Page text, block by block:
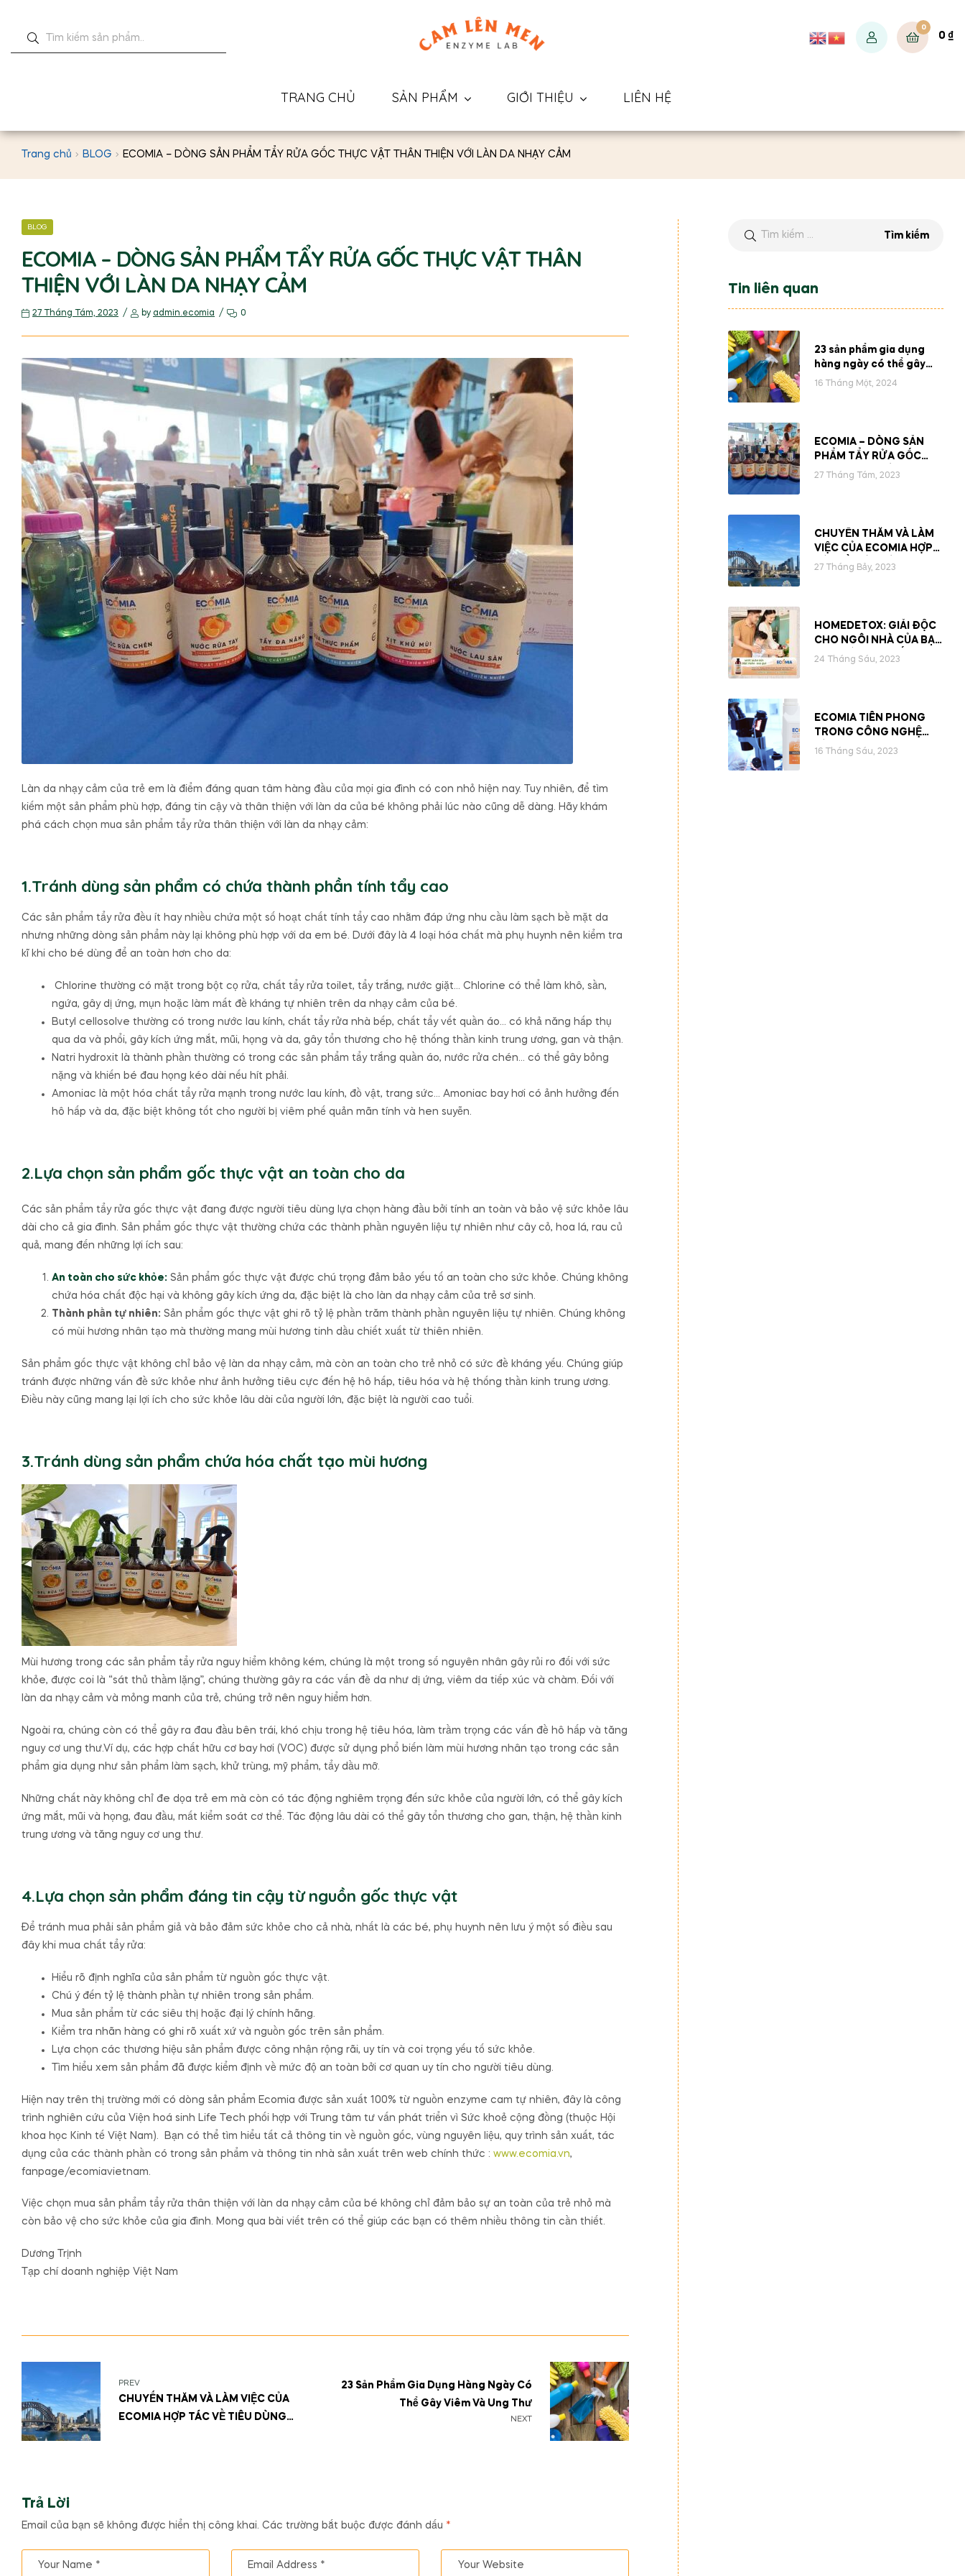
0
0 ₫
TRANG CHỦ SẢN PHẨM GIỚI THIỆU LIÊN HỆ
Trang chủ BLOG ECOMIA – DÒNG SẢN PHẨM TẨY RỬA GỐC THỰC VẬT THÂN THIỆN VỚI LÀN DA NHẠY CẢM
BLOG
ECOMIA – DÒNG SẢN PHẨM TẨY RỬA GỐC THỰC VẬT THÂN
THIỆN VỚI LÀN DA NHẠY CẢM
27 Tháng Tám, 2023 by admin.ecomia 0
Làn da nhạy cảm của trẻ em là điểm đáng quan tâm hàng đầu của mọi gia đình có con nhỏ hiện nay. Tuy nhiên, để tìm
kiếm một sản phẩm phù hợp, đáng tin cậy và thân thiện với làn da của bé không phải lúc nào cũng dễ dàng. Hãy khám
phá cách chọn mua sản phẩm tẩy rửa thân thiện với làn da nhạy cảm:
1.Tránh dùng sản phẩm có chứa thành phần tính tẩy cao
Các sản phẩm tẩy rửa đều ít hay nhiều chứa một số hoạt chất tính tẩy cao nhằm đáp ứng nhu cầu làm sạch bề mặt da
nhưng những dòng sản phẩm này lại không phù hợp với da em bé. Dưới đây là 4 loại hóa chất mà phụ huynh nên kiểm tra
kĩ khi cho bé dùng để an toàn hơn cho da:
Chlorine thường có mặt trong bột cọ rửa, chất tẩy rửa toilet, tẩy trắng, nước giặt… Chlorine có thể làm khô, sần,
ngứa, gây dị ứng, mụn hoặc làm mất đề kháng tự nhiên trên da nhạy cảm của bé.
Butyl cellosolve thường có trong nước lau kính, chất tẩy rửa nhà bếp, chất tẩy vết quần áo… có khả năng hấp thụ
qua da và phổi, gây kích ứng mắt, mũi, họng và da, gây tổn thương cho hệ thống thần kinh trung ương, gan và thận.
Natri hydroxit là thành phần thường có trong các sản phẩm tẩy trắng quần áo, nước rửa chén… có thể gây bỏng
nặng và khiến bé đau họng kéo dài nếu hít phải.
Amoniac là một hóa chất tẩy rửa mạnh trong nước lau kính, đồ vật, trang sức… Amoniac bay hơi có ảnh hưởng đến
hô hấp và da, đặc biệt không tốt cho người bị viêm phế quản mãn tính và hen suyễn.
2.Lựa chọn sản phẩm gốc thực vật an toàn cho da
Các sản phẩm tẩy rửa gốc thực vật đang được người tiêu dùng lựa chọn hàng đầu bởi tính an toàn và bảo vệ sức khỏe lâu
dài cho cả gia đình. Sản phẩm gốc thực vật thường chứa các thành phần nguyên liệu tự nhiên như cây cỏ, hoa lá, rau củ
quả, mang đến những lợi ích sau:
An toàn cho sức khỏe: Sản phẩm gốc thực vật được chú trọng đảm bảo yếu tố an toàn cho sức khỏe. Chúng không
chứa hóa chất độc hại và không gây kích ứng da, đặc biệt là cho làn da nhạy cảm của trẻ sơ sinh.
Thành phần tự nhiên: Sản phẩm gốc thực vật ghi rõ tỷ lệ phần trăm thành phần nguyên liệu tự nhiên. Chúng không
có mùi hương nhân tạo mà thường mang mùi hương tinh dầu chiết xuất từ thiên nhiên.
Sản phẩm gốc thực vật không chỉ bảo vệ làn da nhạy cảm, mà còn an toàn cho trẻ nhỏ có sức đề kháng yếu. Chúng giúp
tránh được những vấn đề sức khỏe như ảnh hưởng tiêu cực đến hệ hô hấp, tiêu hóa và hệ thống thần kinh trung ương.
Điều này cũng mang lại lợi ích cho sức khỏe lâu dài của người lớn, đặc biệt là người cao tuổi.
3.Tránh dùng sản phẩm chứa hóa chất tạo mùi hương
Mùi hương trong các sản phẩm tẩy rửa nguy hiểm không kém, chúng là một trong số nguyên nhân gây rủi ro đối với sức
khỏe, được coi là “sát thủ thầm lặng”, chúng thường gây ra các vấn đề da như dị ứng, viêm da tiếp xúc và chàm. Đối với
làn da nhạy cảm và mỏng manh của trẻ, chúng trở nên nguy hiểm hơn.
Ngoài ra, chúng còn có thể gây ra đau đầu bên trái, khó chịu trong hệ tiêu hóa, làm trầm trọng các vấn đề hô hấp và tăng
nguy cơ ung thư.Ví dụ, các hợp chất hữu cơ bay hơi (VOC) được sử dụng phổ biến làm mùi hương nhân tạo trong các sản
phẩm gia dụng như sản phẩm làm sạch, khử trùng, mỹ phẩm, tẩy dầu mỡ.
Những chất này không chỉ đe dọa trẻ em mà còn có tác động nghiêm trọng đến sức khỏe của người lớn, có thể gây kích
ứng mắt, mũi và họng, đau đầu, mất kiểm soát cơ thể. Tác động lâu dài có thể gây tổn thương cho gan, thận, hệ thần kinh
trung ương và tăng nguy cơ ung thư.
4.Lựa chọn sản phẩm đáng tin cậy từ nguồn gốc thực vật
Để tránh mua phải sản phẩm giả và bảo đảm sức khỏe cho cả nhà, nhất là các bé, phụ huynh nên lưu ý một số điều sau
đây khi mua chất tẩy rửa:
Hiểu rõ định nghĩa của sản phẩm từ nguồn gốc thực vật.
Chú ý đến tỷ lệ thành phần tự nhiên trong sản phẩm.
Mua sản phẩm từ các siêu thị hoặc đại lý chính hãng.
Kiểm tra nhãn hàng có ghi rõ xuất xứ và nguồn gốc trên sản phẩm.
Lựa chọn các thương hiệu sản phẩm được công nhận rộng rãi, uy tín và coi trọng yếu tố sức khỏe.
Tìm hiểu xem sản phẩm đã được kiểm định về mức độ an toàn bởi cơ quan uy tín cho người tiêu dùng.
Hiện nay trên thị trường mới có dòng sản phẩm Ecomia được sản xuất 100% từ nguồn enzyme cam tự nhiên, đây là công
trình nghiên cứu của Viện hoá sinh Life Tech phối hợp với Trung tâm tư vấn phát triển vì Sức khoẻ cộng đồng (thuộc Hội
khoa học Kinh tế Việt Nam). Bạn có thể tìm hiểu tất cả thông tin về nguồn gốc, vùng nguyên liệu, quy trình sản xuất, tác
dụng của các thành phần có trong sản phẩm và thông tin nhà sản xuất trên web chính thức : www.ecomia.vn,
fanpage/ecomiavietnam.
Việc chọn mua sản phẩm tẩy rửa thân thiện với làn da nhạy cảm của bé không chỉ đảm bảo sự an toàn của trẻ nhỏ mà
còn bảo vệ cho sức khỏe của gia đình. Mong qua bài viết trên có thể giúp các bạn có thêm nhiều thông tin cần thiết.
Dương Trịnh
Tạp chí doanh nghiệp Việt Nam
PREV
CHUYẾN THĂM VÀ LÀM VIỆC CỦA
ECOMIA HỢP TÁC VỀ TIÊU DÙNG
NEXT
23 Sản Phẩm Gia Dụng Hàng Ngày Có
Thể Gây Viêm Và Ung Thư
Trả Lời
Email của bạn sẽ không được hiển thị công khai. Các trường bắt buộc được đánh dấu *
Tin liên quan
23 sản phẩm gia dụng
hàng ngày có thể gây
viêm và ung thư
16 Tháng Một, 2024
ECOMIA – DÒNG SẢN
PHẨM TẨY RỬA GỐC
THỰC VẬT THÂN THIỆN
27 Tháng Tám, 2023
CHUYẾN THĂM VÀ LÀM
VIỆC CỦA ECOMIA HỢP
TÁC VỀ TIÊU DÙNG
27 Tháng Bảy, 2023
HOMEDETOX: GIẢI ĐỘC
CHO NGÔI NHÀ CỦA BẠN
QUA CÁC CON SỐ
24 Tháng Sáu, 2023
ECOMIA TIÊN PHONG
TRONG CÔNG NGHỆ
KÍCH HOẠT ĐA ENZYME
16 Tháng Sáu, 2023